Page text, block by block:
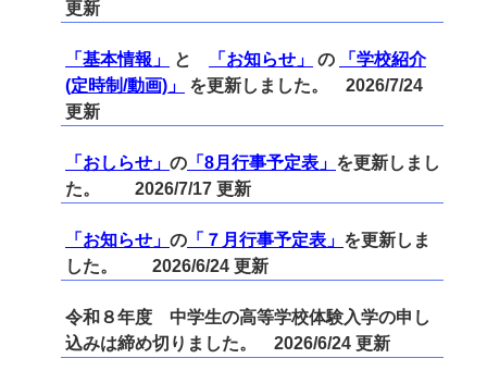
更新
「基本情報」 と 「お知らせ」 の
「学校紹介
(定時制/動画)」
を更新しました。 2026/7/24
更新
「おしらせ」 の 「8月行事予定表」 を更新しまし
た。 2026/7/17 更新
「お知らせ」 の 「７月行事予定表」 を更新しま
した。 2026/6/24 更新
令和８年度 中学生の高等学校体験入学の申し
込みは締め切りました。 2026/6/24 更新